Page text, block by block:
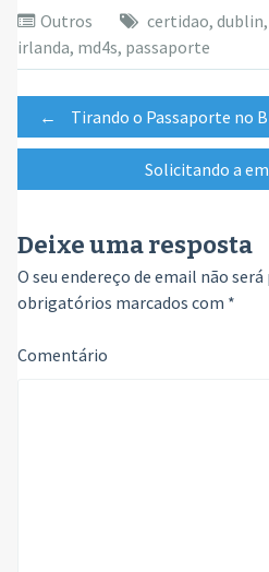
Outros certidao, dublin,
irlanda, md4s, passaporte
Post
navigation
← Tirando o Passaporte no
Solicitando a
Deixe uma resposta
O seu endereço de email não
obrigatórios marcados com *
Comentário